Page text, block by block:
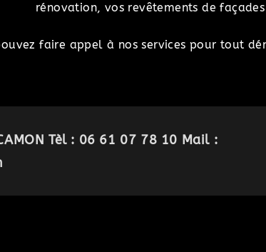
rénovation, vos revêtements de
faire appel à nos services pour tout
Tèl : 06 61 07 78 10 Mail :